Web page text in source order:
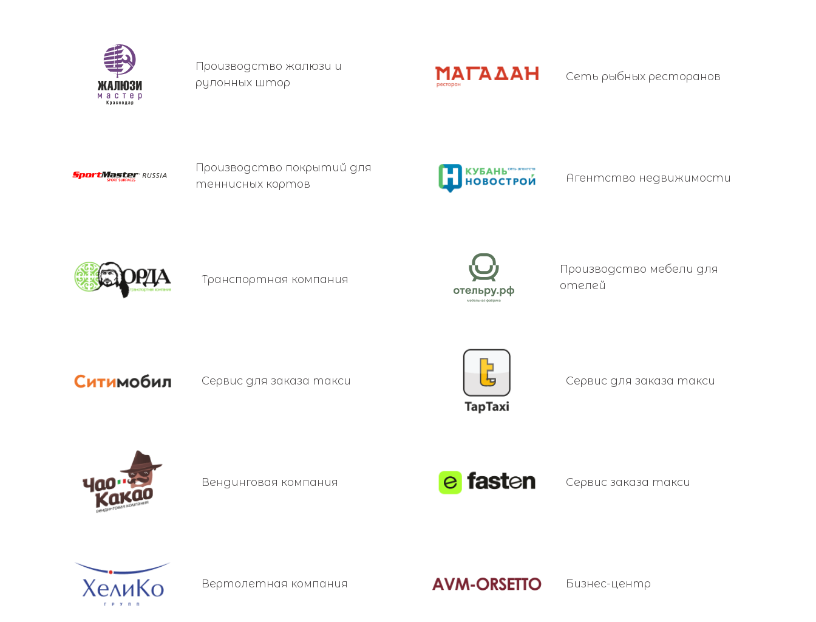
Производство жалюзи и
рулонных штор
Сеть рыбных ресторанов
Производство покрытий для
теннисных кортов
Агентство недвижимости
Транспортная компания
Производство мебели для
отелей
Сервис для заказа такси Сервис для заказа такси
Вендинговая компания Сервис заказа такси
Вертолетная компания Бизнес-центр